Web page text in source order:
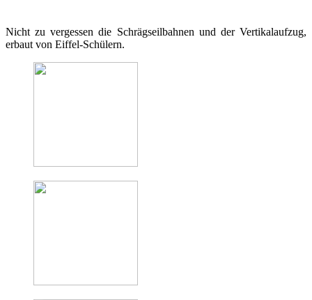
Nicht zu vergessen die Schrägseilbahnen und der Vertikalaufzug,
erbaut von Eiffel-Schülern.